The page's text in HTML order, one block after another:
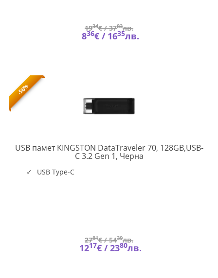
1934€ /3783лв.
836€ / 1635лв.
-56%
USB памет KINGSTON DataTraveler 70, 128GB,USB-
C 3.2 Gen 1, ЧернаKIN-
USB Type-C
2781€ /5439лв.
1217€ /2380лв.